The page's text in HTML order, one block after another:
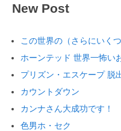
New Post
この世界の（さらにいく
ホーンテッド 世界一怖い
プリズン・エスケープ 脱
カウントダウン
カンナさん大成功です！
色男ホ・セク